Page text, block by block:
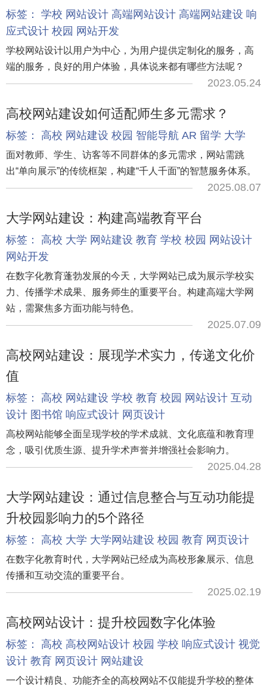
标签： 学校 网站设计 高端网站设计 高端网站建设 响
应式设计 校园 网站开发
学校网站设计以用户为中心，为用户提供定制化的服务，高
端的服务，良好的用户体验，具体说来都有哪些方法呢？
2023.05.24
高校网站建设如何适配师生多元需求？
标签： 高校 网站建设 校园 智能导航 AR 留学 大学
面对教师、学生、访客等不同群体的多元需求，网站需跳
出“单向展示”的传统框架，构建“千人千面”的智慧服务体系。
2025.08.07
大学网站建设：构建高端教育平台
标签： 高校 大学 网站建设 教育 学校 校园 网站设计
网站开发
在数字化教育蓬勃发展的今天，大学网站已成为展示学校实
力、传播学术成果、服务师生的重要平台。构建高端大学网
站，需聚焦多方面功能与特色。
2025.07.09
高校网站建设：展现学术实力，传递文化价
值
标签： 高校 网站建设 学校 教育 校园 网站设计 互动
设计 图书馆 响应式设计 网页设计
高校网站能够全面呈现学校的学术成就、文化底蕴和教育理
念，吸引优质生源、提升学术声誉并增强社会影响力。
2025.04.28
大学网站建设：通过信息整合与互动功能提
升校园影响力的5个路径
标签： 高校 大学 大学网站建设 校园 教育 网页设计
在数字化教育时代，大学网站已经成为高校形象展示、信息
传播和互动交流的重要平台。
2025.02.19
高校网站设计：提升校园数字化体验
标签： 高校 高校网站设计 校园 学校 响应式设计 视觉
设计 教育 网页设计 网站建设
一个设计精良、功能齐全的高校网站不仅能提升学校的整体